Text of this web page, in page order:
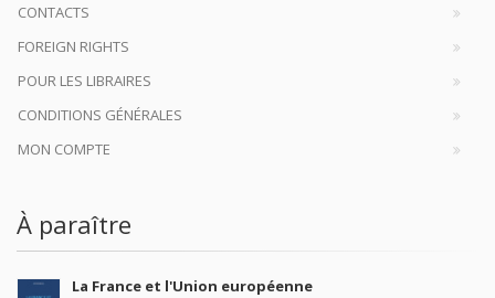
CONTACTS
FOREIGN RIGHTS
POUR LES LIBRAIRES
CONDITIONS GÉNÉRALES
MON COMPTE
À paraître
La France et l'Union européenne